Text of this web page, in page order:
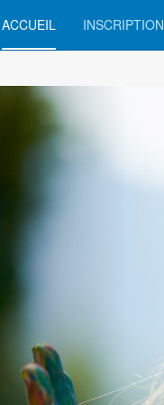
ACCUEIL INSCRIPTION